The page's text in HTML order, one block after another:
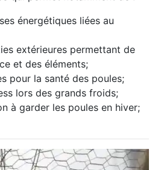
énergétiques liées au
extérieures permettant de
et des éléments;
pour la santé des poules;
lors des grands froids;
à garder les poules en hiver;